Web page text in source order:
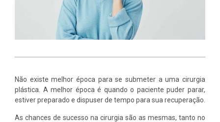
Não existe melhor época para se submeter a uma cirurgia
plástica. A melhor época é quando o paciente puder parar,
estiver preparado e dispuser de tempo para sua recuperação.
As chances de sucesso na cirurgia são as mesmas, tanto no